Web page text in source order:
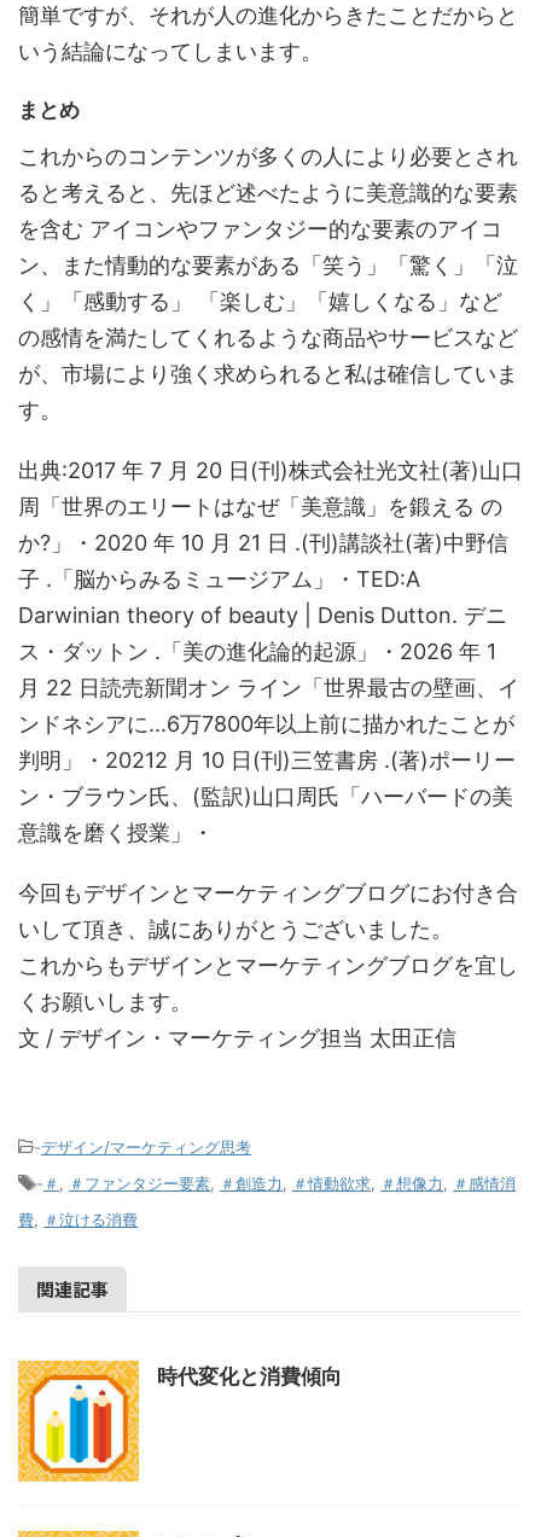
簡単ですが、それが人の進化からきたことだからと
いう結論になってしまいます。
まとめ
これからのコンテンツが多くの人により必要とされ
ると考えると、先ほど述べたように美意識的な要素
を含む アイコンやファンタジー的な要素のアイコ
ン、また情動的な要素がある「笑う」「驚く」「泣
く」「感動する」 「楽しむ」「嬉しくなる」など
の感情を満たしてくれるような商品やサービスなど
が、市場により強く求められると私は確信していま
す。
出典:2017 年 7 月 20 日(刊)株式会社光文社(著)山口
周「世界のエリートはなぜ「美意識」を鍛える の
か?」・2020 年 10 月 21 日 .(刊)講談社(著)中野信
子 .「脳からみるミュージアム」・TED:A
Darwinian theory of beauty | Denis Dutton. デニ
ス・ダットン .「美の進化論的起源」・2026 年 1
月 22 日読売新聞オン ライン「世界最古の壁画、イ
ンドネシアに...6万7800年以上前に描かれたことが
判明」・20212 月 10 日(刊)三笠書房 .(著)ポーリー
ン・ブラウン氏、(監訳)山口周氏「ハーバードの美
意識を磨く授業」・
今回もデザインとマーケティングブログにお付き合
いして頂き、誠にありがとうございました。
これからもデザインとマーケティングブログを宜し
くお願いします。
文 / デザイン・マーケティング担当 太田正信
-デザイン/マーケティング思考
- ＃ ＃ファンタジー要素 ＃創造力 ＃情動欲求 ＃想像力
＃感情消
費
＃泣ける消費
関連記事
時代変化と消費傾向